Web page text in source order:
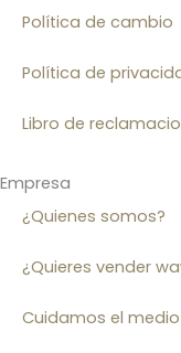
Política de cambio
Política de
Libro de
Empresa
¿Quienes somos?
¿Quieres vender
Cuidamos el